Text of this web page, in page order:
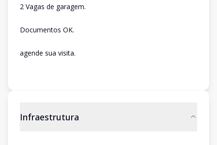
2 Vagas de garagem.
Documentos OK.
agende sua visita.
Infraestrutura